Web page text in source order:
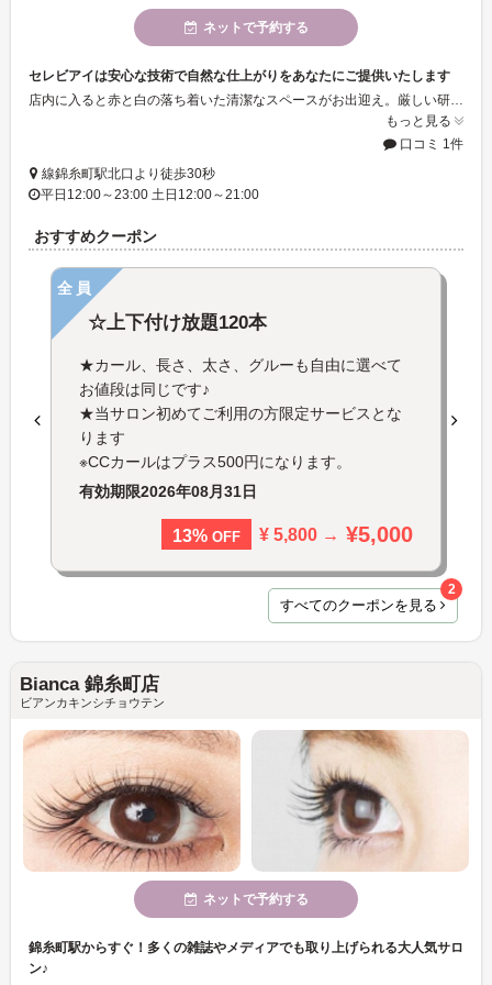
ネットで予約する
セレビアイは安心な技術で自然な仕上がりをあなたにご提供いたします
店内に入ると赤と白の落ち着いた清潔なスペースがお出迎え。厳しい研修をしっかり受けたスタッフが手際よく対応いたします。メニューを決めていただくため、目の形状やご要望などをお聞き、カウンセリングシートに基づき、スタッフが丁寧にカウンセリングいたします。セレビアイはエクステの種類の豊富さが自慢。どんな質問でもお問い合わせください。
もっと見る
口コミ 1件
線錦糸町駅北口より徒歩30秒
平日12:00～23:00 土日12:00～21:00
おすすめクーポン
全員
☆上下付け放題120本
★カール、長さ、太さ、グルーも自由に選べて
お値段は同じです♪
★当サロン初めてご利用の方限定サービスとな
ります
※CCカールはプラス500円になります。
有効期限2026年08月31日
13% OFF ¥ 5,800 → ¥5,000
すべてのクーポンを見る
2
Bianca 錦糸町店
ビアンカキンシチョウテン
ネットで予約する
錦糸町駅からすぐ！多くの雑誌やメディアでも取り上げられる大人気サロ
ン♪